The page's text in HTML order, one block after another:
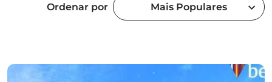
Ordenar por Mais Populares